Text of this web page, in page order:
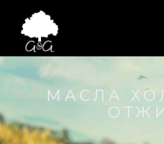
МАСЛА